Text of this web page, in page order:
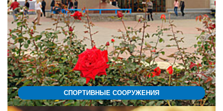
СПОРТИВНЫЕ СООРУЖЕНИЯ